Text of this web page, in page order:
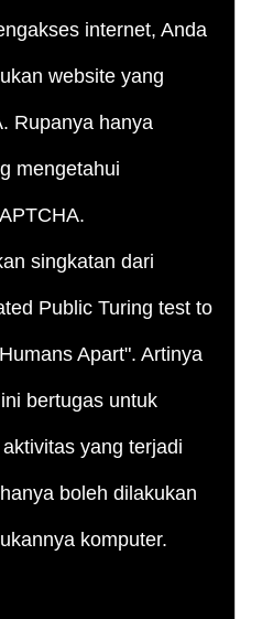
internet, Anda
website yang
Rupanya hanya
mengetahui
singkatan dari
Public Turing test to
Apart". Artinya
bertugas untuk
yang terjadi
boleh dilakukan
komputer.